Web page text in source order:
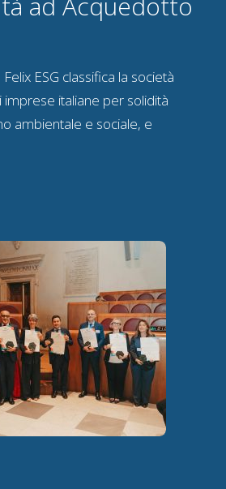
ESG classifica la società
imprese italiane per solidità
ambientale e sociale, e